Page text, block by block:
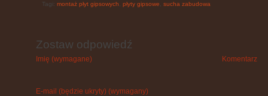
Tagi: montaż płyt gipsowych płyty gipsowe sucha zabudowa
Zostaw odpowiedź
Imię (wymagane)
E-mail (będzie ukryty) (wymagany)
Komentarz